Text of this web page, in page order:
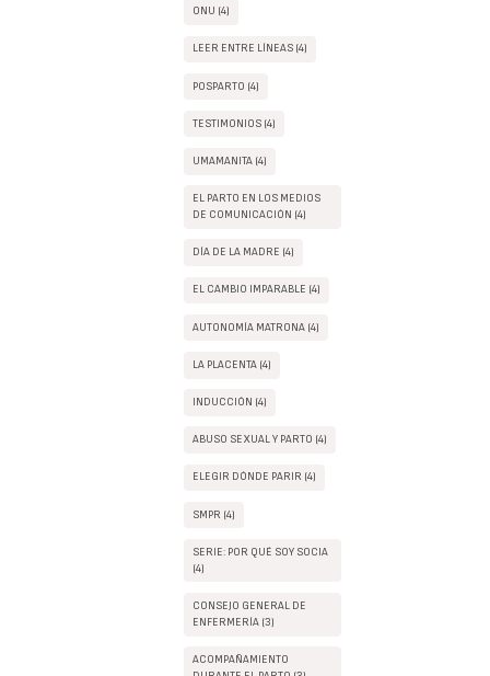
ONU (4)
LEER ENTRE LÍNEAS (4)
POSPARTO (4)
TESTIMONIOS (4)
UMAMANITA (4)
EL PARTO EN LOS MEDIOS
DE COMUNICACIÓN (4)
DÍA DE LA MADRE (4)
EL CAMBIO IMPARABLE (4)
AUTONOMÍA MATRONA (4)
LA PLACENTA (4)
INDUCCIÓN (4)
ABUSO SEXUAL Y PARTO (4)
ELEGIR DÓNDE PARIR (4)
SMPR (4)
SERIE: POR QUÉ SOY SOCIA
(4)
CONSEJO GENERAL DE
ENFERMERÍA (3)
ACOMPAÑAMIENTO